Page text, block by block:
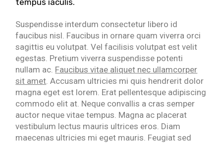
Suspendisse interdum consectetur libero id
faucibus nisl. Faucibus in ornare quam viverra orci
sagittis eu volutpat. Vel facilisis volutpat est velit
egestas. Pretium viverra suspendisse potenti
nullam ac. Faucibus vitae aliquet nec ullamcorper
sit amet . Accusam ultricies mi quis hendrerit dolor
magna eget est lorem. Erat pellentesque adipiscing
commodo elit at. Neque convallis a cras semper
auctor neque vitae tempus. Magna ac placerat
vestibulum lectus mauris ultrices eros. Diam
maecenas ultricies mi eget mauris. Feugiat sed